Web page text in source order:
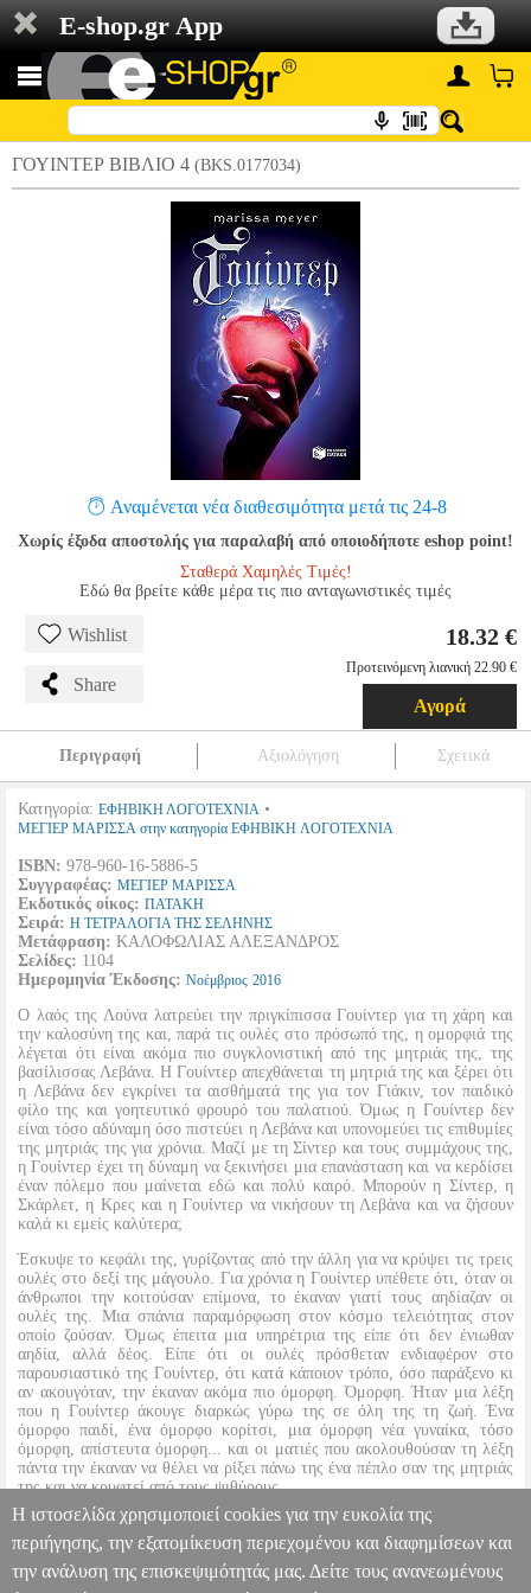
E-shop.gr App
ΓΟΥΙΝΤΕΡ ΒΙΒΛΙΟ 4 (BKS.0177034)
Αναμένεται νέα διαθεσιμότητα μετά τις 24-8
Χωρίς έξοδα αποστολής για παραλαβή από οποιοδήποτε eshop point!
Σταθερά Χαμηλές Τιμές!
Εδώ θα βρείτε κάθε μέρα τις πιο ανταγωνιστικές τιμές
Wishlist
Share
18.32 €
Προτεινόμενη λιανική 22.90 €
Αγορά
Περιγραφή Αξιολόγηση Σχετικά
Κατηγορία: ΕΦΗΒΙΚΗ ΛΟΓΟΤΕΧΝΙΑ •
ΜΕΓΙΕΡ ΜΑΡΙΣΣΑ στην κατηγορία ΕΦΗΒΙΚΗ ΛΟΓΟΤΕΧΝΙΑ
ISBN: 978-960-16-5886-5
Συγγραφέας: ΜΕΓΙΕΡ ΜΑΡΙΣΣΑ
Εκδοτικός οίκος: ΠΑΤΑΚΗ
Σειρά: Η ΤΕΤΡΑΛΟΓΙΑ ΤΗΣ ΣΕΛΗΝΗΣ
Μετάφραση: ΚΑΛΟΦΩΛΙΑΣ ΑΛΕΞΑΝΔΡΟΣ
Σελίδες: 1104
Ημερομηνία Έκδοσης: Νοέμβριος 2016
O λαός της Λούνα λατρεύει την πριγκίπισσα Γουίντερ για τη χάρη και
την καλοσύνη της και, παρά τις ουλές στο πρόσωπό της, η ομορφιά της
λέγεται ότι είναι ακόμα πιο συγκλονιστική από της μητριάς της, της
βασίλισσας Λεβάνα. Η Γουίντερ απεχθάνεται τη μητριά της και ξέρει ότι
η Λεβάνα δεν εγκρίνει τα αισθήματά της για τον Γιάκιν, τον παιδικό
φίλο της και γοητευτικό φρουρό του παλατιού. Όμως η Γουίντερ δεν
είναι τόσο αδύναμη όσο πιστεύει η Λεβάνα και υπονομεύει τις επιθυμίες
της μητριάς της για χρόνια. Μαζί με τη Σίντερ και τους συμμάχους της,
η Γουίντερ έχει τη δύναμη να ξεκινήσει μια επανάσταση και να κερδίσει
έναν πόλεμο που μαίνεται εδώ και πολύ καιρό. Μπορούν η Σίντερ, η
Σκάρλετ, η Κρες και η Γουίντερ να νικήσουν τη Λεβάνα και να ζήσουν
καλά κι εμείς καλύτερα;
Έσκυψε το κεφάλι της, γυρίζοντας από την άλλη για να κρύψει τις τρεις
ουλές στο δεξί της μάγουλο. Για χρόνια η Γουίντερ υπέθετε ότι, όταν οι
άνθρωποι την κοιτούσαν επίμονα, το έκαναν γιατί τους αηδίαζαν οι
ουλές της. Μια σπάνια παραμόρφωση στον κόσμο τελειότητας στον
οποίο ζούσαν. Όμως έπειτα μια υπηρέτρια της είπε ότι δεν ένιωθαν
αηδία, αλλά δέος. Είπε ότι οι ουλές πρόσθεταν ενδιαφέρον στο
παρουσιαστικό της Γουίντερ, ότι κατά κάποιον τρόπο, όσο παράξενο κι
αν ακουγόταν, την έκαναν ακόμα πιο όμορφη. Όμορφη. Ήταν μια λέξη
που η Γουίντερ άκουγε διαρκώς γύρω της σε όλη της τη ζωή. Ένα
όμορφο παιδί, ένα όμορφο κορίτσι, μια όμορφη νέα γυναίκα, τόσο
όμορφη, απίστευτα όμορφη... και οι ματιές που ακολουθούσαν τη λέξη
πάντα την έκαναν να θέλει να ρίξει πάνω της ένα πέπλο σαν της μητριάς
της και να κρυφτεί από τους ψιθύρους.
Το τελευταίο μέρος της Τετραλογίας της Σελήνης -ένα αριστούργημα!
ΓΟΥΙΝΤΕΡ ΒΙΒΛΙΟ 4 BKS.0177034 BKS.0177034 ΜΕΓΙΕΡ
Η ιστοσελίδα χρησιμοποιεί cookies για την ευκολία της
περιήγησης, την εξατομίκευση περιεχομένου και διαφημίσεων και
την ανάλυση της επισκεψιμότητάς μας. Δείτε τους ανανεωμένους